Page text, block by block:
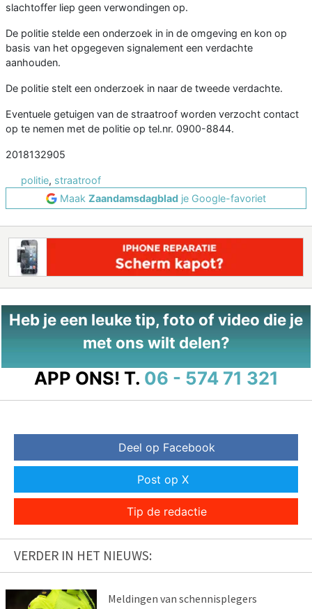
slachtoffer liep geen verwondingen op.
De politie stelde een onderzoek in in de omgeving en kon op
basis van het opgegeven signalement een verdachte
aanhouden.
De politie stelt een onderzoek in naar de tweede verdachte.
Eventuele getuigen van de straatroof worden verzocht contact
op te nemen met de politie op tel.nr. 0900-8844.
2018132905
politie, straatroof
Maak Zaandamsdagblad je Google-favoriet
Heb je een leuke tip, foto of video die je
met ons wilt delen?
APP ONS! T. 06 - 574 71 321
Deel op Facebook
Post op X
Tip de redactie
VERDER IN HET NIEUWS:
Meldingen van schennisplegers